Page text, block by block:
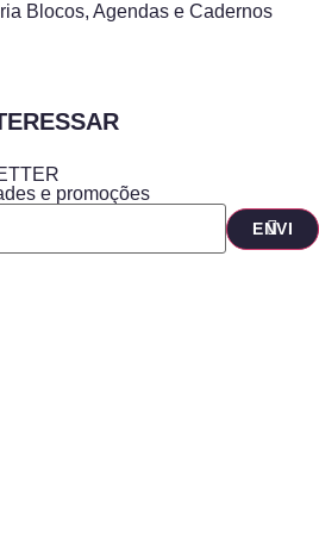
Blocos, Agendas e Cadernos
e promoções